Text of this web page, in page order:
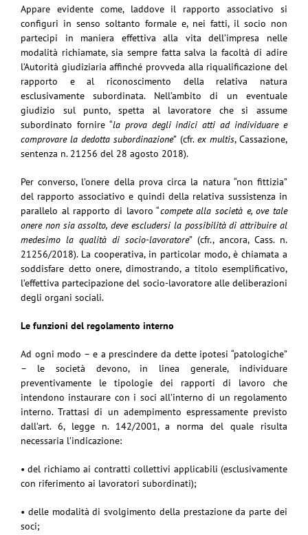
Appare evidente come, laddove il rapporto associativo si
configuri in senso soltanto formale e, nei fatti, il socio non
partecipi in maniera effettiva alla vita dell’impresa nelle
modalità richiamate, sia sempre fatta salva la facoltà di adire
l’Autorità giudiziaria affinché provveda alla riqualificazione del
rapporto e al riconoscimento della relativa natura
esclusivamente subordinata. Nell’ambito di un eventuale
giudizio sul punto, spetta al lavoratore che si assume
subordinato fornire “la prova degli indici atti ad individuare e
comprovare la dedotta subordinazione”(cfr. ex multis, Cassazione,
sentenza n. 21256 del 28 agosto 2018).
Per converso, l’onere della prova circa la natura “non fittizia”
del rapporto associativo e quindi della relativa sussistenza in
parallelo al rapporto di lavoro “compete alla società e, ove tale
onere non sia assolto, deve escludersi la possibilità di attribuire al
medesimo la qualità di socio-lavoratore” (cfr., ancora, Cass. n.
21256/2018). La cooperativa, in particolar modo, è chiamata a
soddisfare detto onere, dimostrando, a titolo esemplificativo,
l’effettiva partecipazione del socio-lavoratore alle deliberazioni
degli organi sociali.
Le funzioni del regolamento interno
Ad ogni modo – e a prescindere da dette ipotesi “patologiche”
– le società devono, in linea generale, individuare
preventivamente le tipologie dei rapporti di lavoro che
intendono instaurare con i soci all’interno di un regolamento
interno. Trattasi di un adempimento espressamente previsto
dall’art. 6, legge n. 142/2001, a norma del quale risulta
necessaria l’indicazione:
• del richiamo ai contratti collettivi applicabili (esclusivamente
con riferimento ai lavoratori subordinati);
• delle modalità di svolgimento della prestazione da parte dei
soci;